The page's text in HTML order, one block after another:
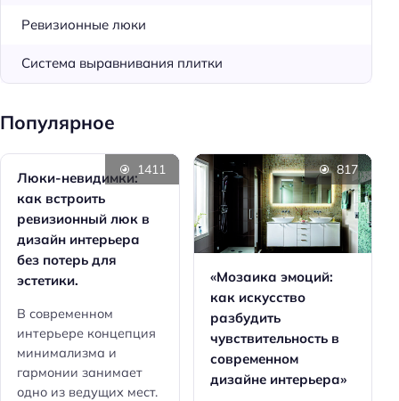
Ревизионные люки
Система выравнивания плитки
Популярное
Люки-невидимки:
как встроить
ревизионный люк в
дизайн интерьера
без потерь для
эстетики.
В современном
интерьере концепция
минимализма и
гармонии занимает
одно из ведущих мест.
1411
«Мозаика эмоций:
как искусство
разбудить
чувствительность в
современном
дизайне интерьера»
817